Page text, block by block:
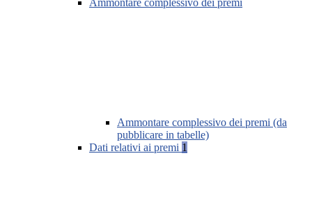
Ammontare complessivo dei premi
Ammontare complessivo dei premi (da
pubblicare in tabelle)
Dati relativi ai premi 1